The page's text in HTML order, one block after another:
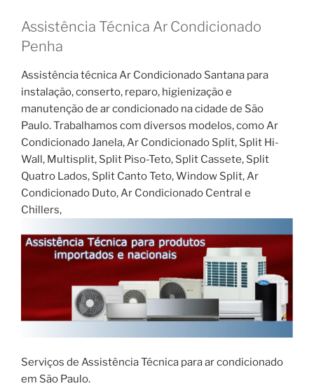
Assistência Técnica Ar Condicionado
Penha
Assistência técnica Ar Condicionado Santana para
instalação, conserto, reparo, higienização e
manutenção de ar condicionado na cidade de São
Paulo. Trabalhamos com diversos modelos, como Ar
Condicionado Janela, Ar Condicionado Split, Split Hi-
Wall, Multisplit, Split Piso-Teto, Split Cassete, Split
Quatro Lados, Split Canto Teto, Window Split, Ar
Condicionado Duto, Ar Condicionado Central e
Chillers,
Serviços de Assistência Técnica para ar condicionado
em São Paulo.